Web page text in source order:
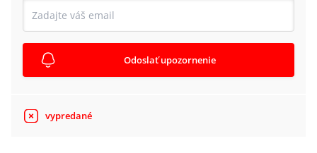
Odoslať upozornenie
vypredané